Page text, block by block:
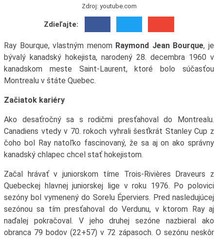
Zdroj: youtube.com
Zdieľajte:
Ray Bourque, vlastným menom Raymond Jean Bourque, je
bývalý kanadský hokejista, narodený 28. decembra 1960 v
kanadskom meste Saint-Laurent, ktoré bolo súčasťou
Montrealu v štáte Quebec.
Začiatok kariéry
Ako desaťročný sa s rodičmi presťahoval do Montrealu.
Canadiens vtedy v 70. rokoch vyhrali šesťkrát Stanley Cup z
čoho bol Ray natoľko fascinovaný, že sa aj on ako správny
kanadský chlapec chcel stať hokejistom.
Začal hrávať v juniorskom tíme Trois-Rivières Draveurs z
Quebeckej hlavnej juniorskej lige v roku 1976. Po polovici
sezóny bol vymenený do Sorelu Éperviers. Pred nasledujúcej
sezónou sa tím presťahoval do Verdunu, v ktorom Ray aj
naďalej pokračoval. V jeho druhej sezóne nazbieral ako
obranca 79 bodov (22+57) v 72 zápasoch. O sezónu neskôr